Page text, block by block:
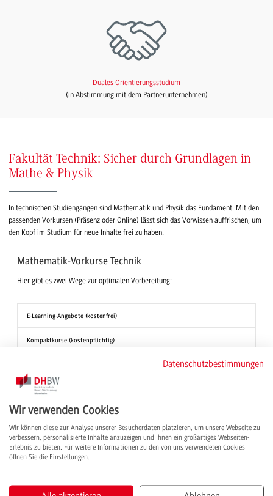
Duales Orientierungsstudium
(in Abstimmung mit dem Partnerunternehmen)
Fakultät Technik: Sicher durch Grundlagen in
Mathe & Physik
In technischen Studiengängen sind Mathematik und Physik das Fundament. Mit den
passenden Vorkursen (Präsenz oder Online) lässt sich das Vorwissen auffrischen, um
den Kopf im Studium für neue Inhalte frei zu haben.
Mathematik-Vorkurse Technik
Hier gibt es zwei Wege zur optimalen Vorbereitung:
E-Learning-Angebote (kostenfrei)
Kompaktkurse (kostenpflichtig)
Physik-Vorkurse Technik
Spezielle Physik-Module für alle Technik-Studiengänge (außer Informatik):
E-Learning-Angebote (kostenfrei)
Vorkurs-Angebot Physik (kostenpflichtig)
Datenschutzbestimmungen
Wir verwenden Cookies
Wir können diese zur Analyse unserer Besucherdaten platzieren, um unsere Webseite zu
verbessern, personalisierte Inhalte anzuzeigen und Ihnen ein großartiges Webseiten-
Erlebnis zu bieten. Für weitere Informationen zu den von uns verwendeten Cookies
öffnen Sie die Einstellungen.